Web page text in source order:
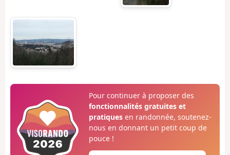
Pour continuer à proposer des
fonctionnalités gratuites et
pratiquesen randonnée, soutenez-
nous en donnant un petit coup de
pouce !